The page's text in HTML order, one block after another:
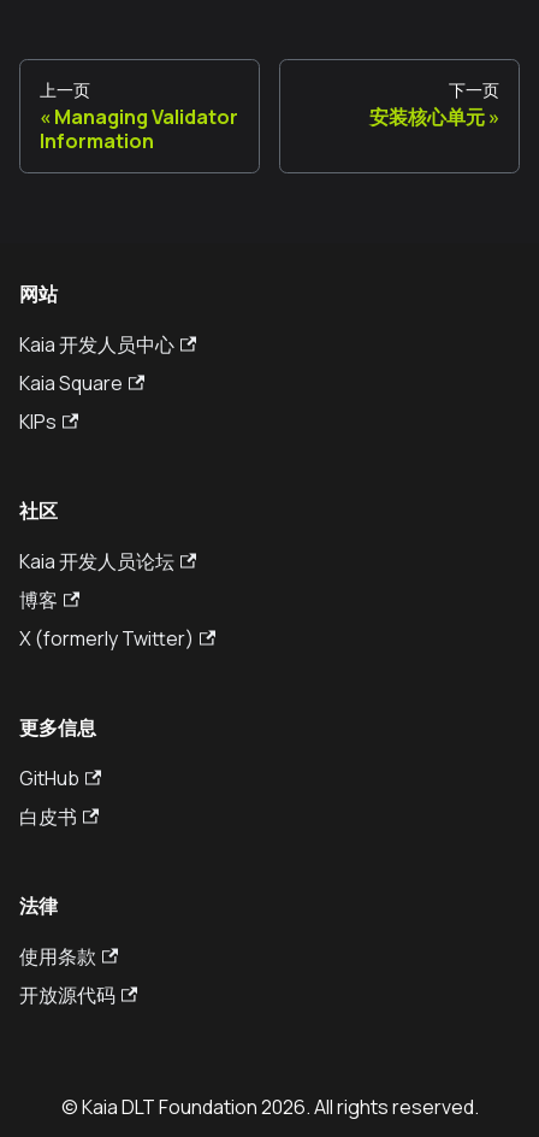
上一页
Managing Validator
Information
下一页
安装核心单元
网站
Kaia 开发人员中心
Kaia Square
KIPs
社区
Kaia 开发人员论坛
博客
X (formerly Twitter)
更多信息
GitHub
白皮书
法律
使用条款
开放源代码
© Kaia DLT Foundation 2026. All rights reserved.